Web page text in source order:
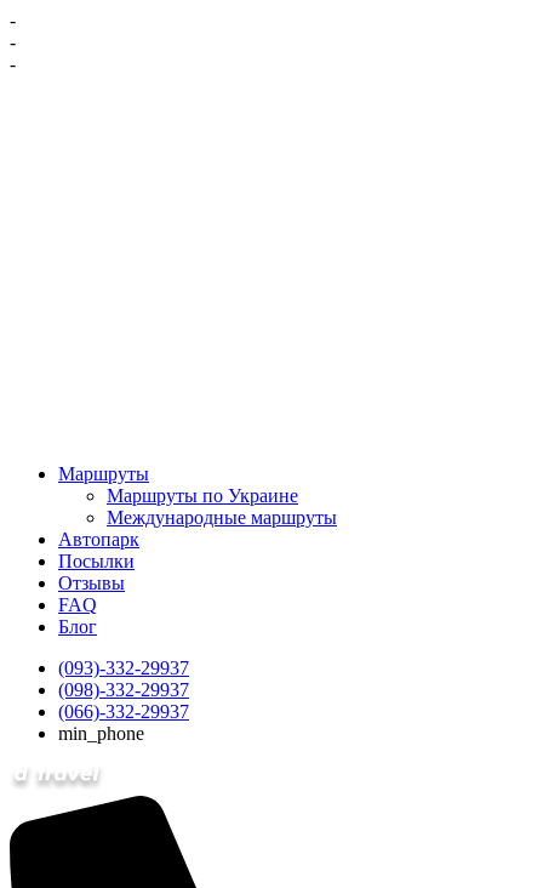
-
-
-
Маршруты
Маршруты по Украине
Международные маршруты
Автопарк
Посылки
Отзывы
FAQ
Блог
(093)-332-29937
(098)-332-29937
(066)-332-29937
min_phone